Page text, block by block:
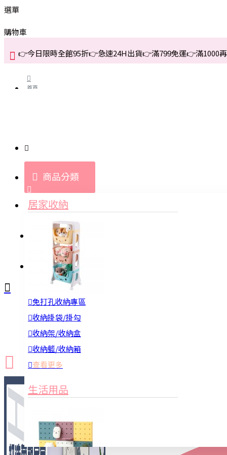
選單
購物車
👉今日限時全館95折👉急速24H出貨👉滿799免運👉滿1000
首頁
商品分類
居家收納
免打孔收納專區
收納掛袋/掛勾
收納架/收納盒
收納籃/收納箱
查看更多
生活用品
登入
新品上市